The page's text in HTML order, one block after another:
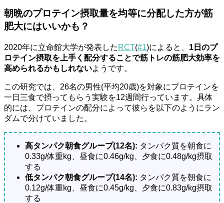
朝晩のプロテイン摂取量を均等に分配した方が筋
肥大にはいいかも？
2020年に立命館大学が発表した RCT(#1)によると、 1日のプ
ロテイン摂取を上手く配分することで筋トレの筋肥大効率を
高められるかもしれないようです。
この研究では、26名の男性(平均20歳)を対象にプロテインを
一日三食で摂ってもらう実験を12週間行っています。具体
的には、プロテインの配分によって彼らを以下のようにラン
ダムで分けていました。
高タンパク朝食グループ(12名): タンパク質を朝食に
0.33g/体重kg、昼食に0.46g/kg、夕食に0.48g/kg摂取
する
低タンパク朝食グループ(14名): タンパク質を朝食に
0.12g/体重kg、昼食に0.45g/kg、夕食に0.83g/kg摂取
する